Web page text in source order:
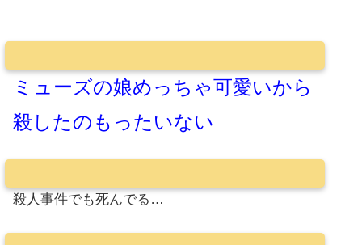
ミューズの娘めっちゃ可愛いから
殺したのもったいない
殺人事件でも死んでる…